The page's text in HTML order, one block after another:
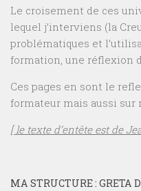
Le croisement de ces
lequel j’interviens (la
problématiques et
formation, une réflexion
Ces pages en sont le
formateur mais aussi sur
[ le texte d’entête est de
MA STRUCTURE : GRETA